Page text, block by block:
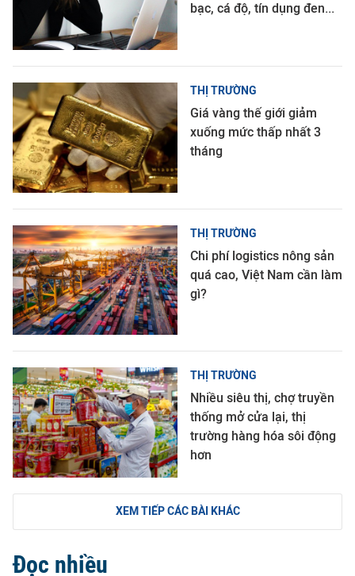
bạc, cá độ, tín dụng đen...
THỊ TRƯỜNG
Giá vàng thế giới giảm
xuống mức thấp nhất 3
tháng
THỊ TRƯỜNG
Chi phí logistics nông sản
quá cao, Việt Nam cần làm
gì?
THỊ TRƯỜNG
Nhiều siêu thị, chợ truyền
thống mở cửa lại, thị
trường hàng hóa sôi động
hơn
XEM TIẾP CÁC BÀI KHÁC
Đọc nhiều